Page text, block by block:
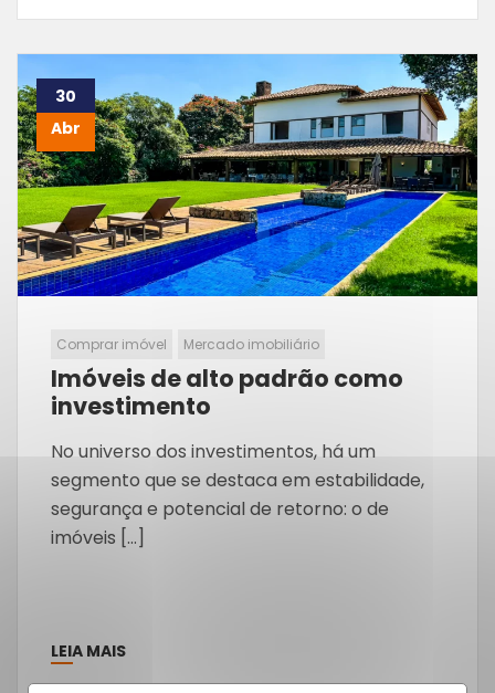
30
Abr
Comprar imóvel Mercado imobiliário
Imóveis de alto padrão como
investimento
No universo dos investimentos, há um
segmento que se destaca em estabilidade,
segurança e potencial de retorno: o de
imóveis […]
LEIA MAIS